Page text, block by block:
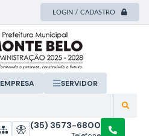
LOGIN / CADASTRO
EMPRESA SERVIDOR
(35) 3573-6800